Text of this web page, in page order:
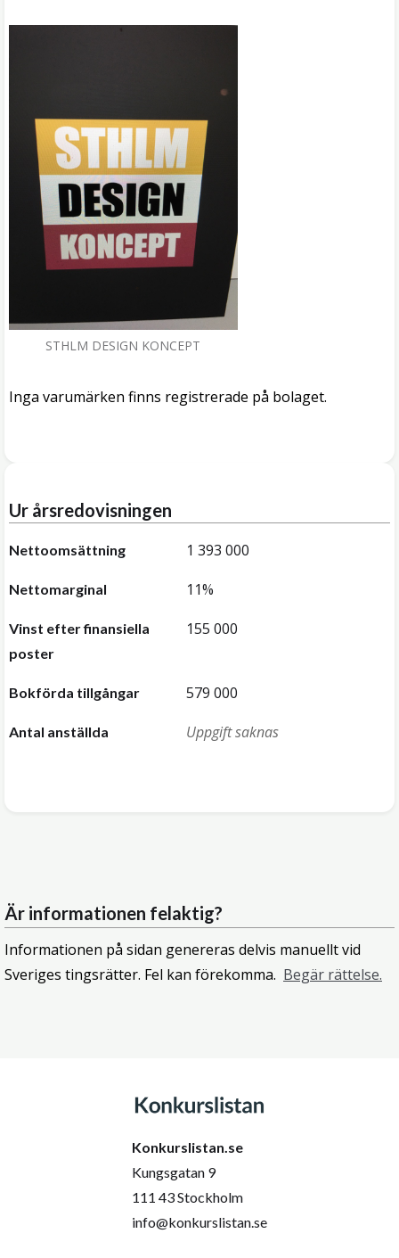
STHLM DESIGN KONCEPT
Inga varumärken finns registrerade på bolaget.
Ur årsredovisningen
Nettoomsättning 1 393 000
Nettomarginal 11%
Vinst efter finansiella
poster
155 000
Bokförda tillgångar 579 000
Antal anställda Uppgift saknas
Är informationen felaktig?
Informationen på sidan genereras delvis manuellt vid
Sveriges tingsrätter. Fel kan förekomma. Begär rättelse.
Konkurslistan.se
Kungsgatan 9
111 43 Stockholm
info@konkurslistan.se